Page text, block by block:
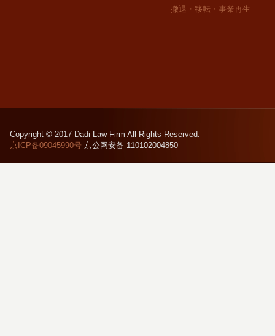
撤退・移転・事業再生
Copyright © 2017 Dadi Law Firm All Rights Reserved.
京ICP备09045990号京公网安备 110102004850